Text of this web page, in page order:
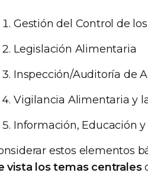
Gestión del Control de
Legislación Alimentaria
Inspección/Auditoría de
Vigilancia Alimentaria y
Información, Educación
estos elementos
vista los temas centrales